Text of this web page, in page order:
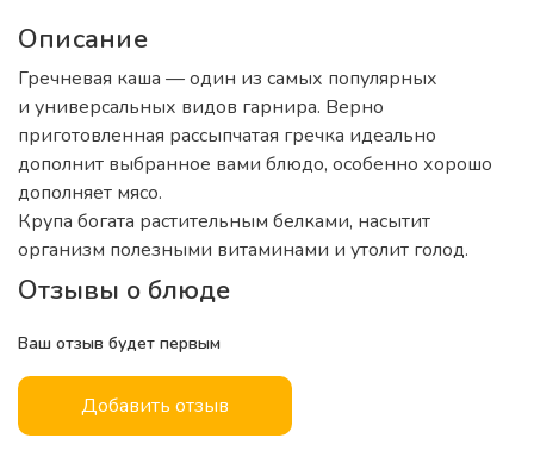
Описание
Гречневая каша — один из самых популярных
и универсальных видов гарнира. Верно
приготовленная рассыпчатая гречка идеально
дополнит выбранное вами блюдо, особенно хорошо
дополняет мясо.
Крупа богата растительным белками, насытит
организм полезными витаминами и утолит голод.
Отзывы о блюде
Ваш отзыв будет первым
Добавить отзыв